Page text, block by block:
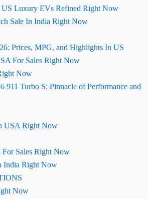
Luxury EVs Refined Right Now
Sale In India Right Now
Prices, MPG, and Highlights In US
For Sales Right Now
Now
911 Turbo S: Pinnacle of Performance and
USA Right Now
For Sales Right Now
India Right Now
Now